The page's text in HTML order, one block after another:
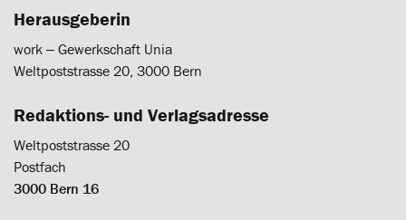
Herausgeberin
work ‒ Gewerkschaft Unia
Weltpoststrasse 20, 3000 Bern
Redaktions- und Verlagsadresse
Weltpoststrasse 20
Postfach
3000 Bern 16